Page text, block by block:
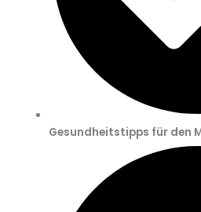
Gesundheitstipps für den